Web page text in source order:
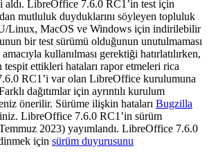
aldı. LibreOffice 7.6.0 RC1’in test için
mutluluk duyduklarını söyleyen topluluk
Linux, MacOS ve Windows için indirilebilir
bir test sürümü olduğunun unutulmaması
kullanılması gerektiği hatırlatılırken,
tespit ettikleri hataları rapor etmeleri rica
RC1’i var olan LibreOffice kurulumuna
dağıtımlar için ayrıntılı kurulum
önerilir. Sürüme ilişkin hataları Bugzilla
LibreOffice 7.6.0 RC1’in sürüm
2023) yayımlandı. LibreOffice 7.6.0
için sürüm duyurusunu